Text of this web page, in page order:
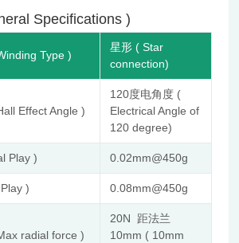
Specifications )
Type )
星形 ( Star
connection)
Effect Angle )
120度电角度 (
Electrical Angle of
120 degree)
Play ) 0.02mm@450g
) 0.08mm@450g
radial force )
20N 距法兰
10mm ( 10mm